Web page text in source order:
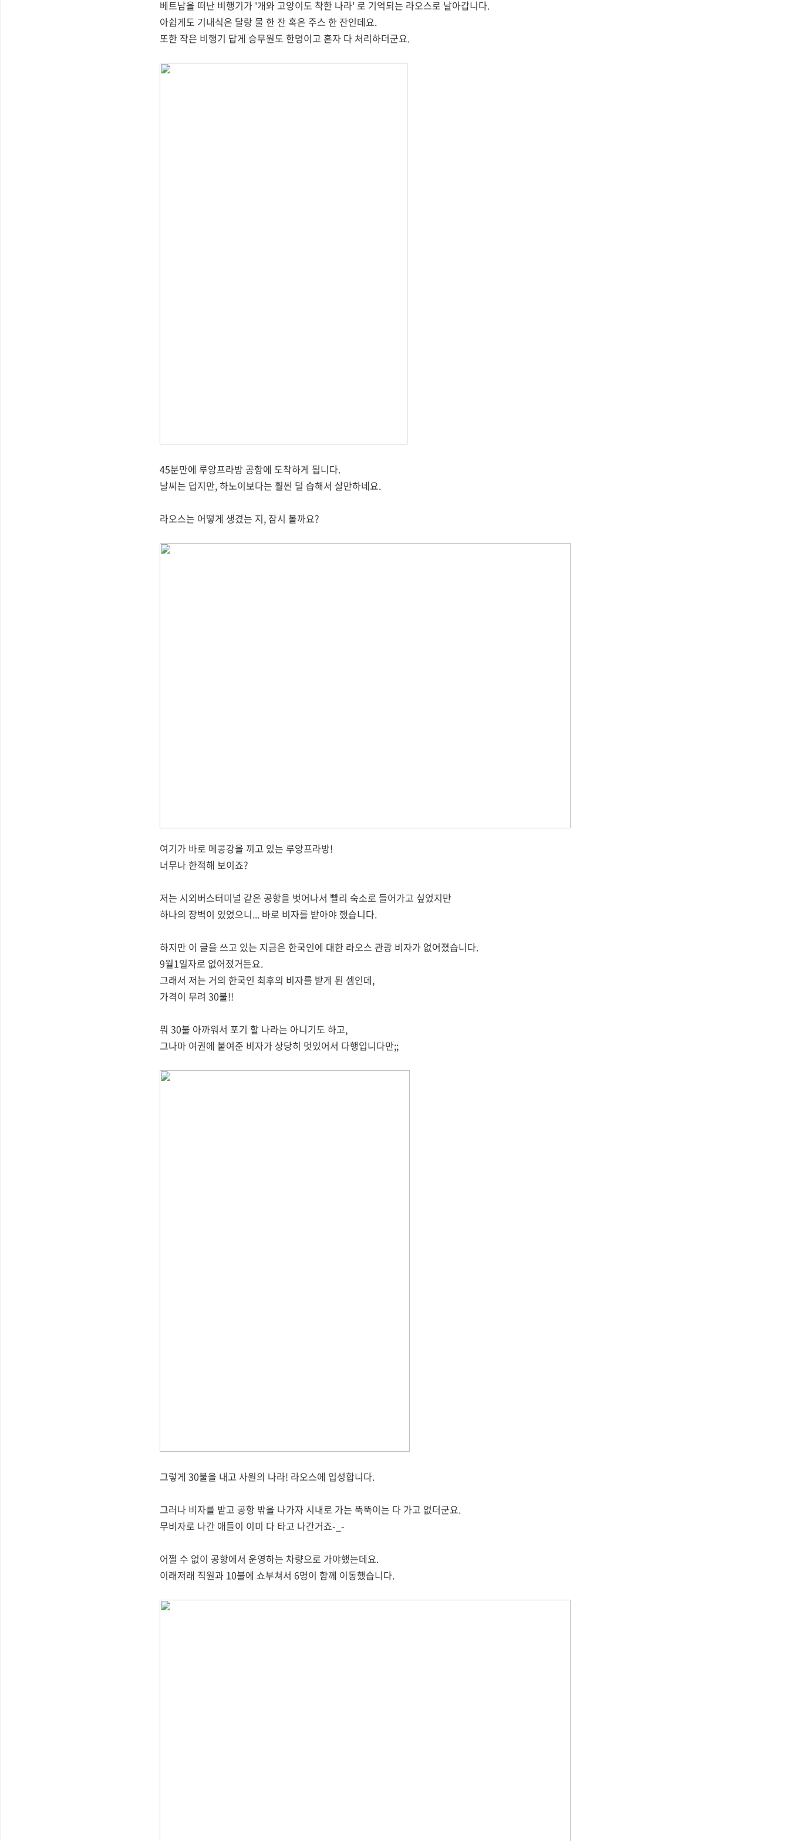
베트남을 떠난 비행기가 '개와 고양이도 착한 나라' 로 기억되는 라오스로 날아갑니다.
아쉽게도 기내식은 달랑 물 한 잔 혹은 주스 한 잔인데요.
또한 작은 비행기 답게 승무원도 한명이고 혼자 다 처리하더군요.
45분만에 루앙프라방 공항에 도착하게 됩니다.
날씨는 덥지만, 하노이보다는 훨씬 덜 습해서 살만하네요.
라오스는 어떻게 생겼는 지, 잠시 볼까요?
여기가 바로 메콩강을 끼고 있는 루앙프라방!
너무나 한적해 보이죠?
저는 시외버스터미널 같은 공항을 벗어나서 빨리 숙소로 들어가고 싶었지만
하나의 장벽이 있었으니... 바로 비자를 받아야 했습니다.
하지만 이 글을 쓰고 있는 지금은 한국인에 대한 라오스 관광 비자가 없어졌습니다.
9월1일자로 없어졌거든요.
그래서 저는 거의 한국인 최후의 비자를 받게 된 셈인데,
가격이 무려 30불!!
뭐 30불 아까워서 포기 할 나라는 아니기도 하고,
그나마 여권에 붙여준 비자가 상당히 멋있어서 다행입니다만;;
그렇게 30불을 내고 사원의 나라! 라오스에 입성합니다.
그러나 비자를 받고 공항 밖을 나가자 시내로 가는 뚝뚝이는 다 가고 없더군요.
무비자로 나간 애들이 이미 다 타고 나간거죠-_-
어쩔 수 없이 공항에서 운영하는 차량으로 가야했는데요.
이래저래 직원과 10불에 쇼부쳐서 6명이 함께 이동했습니다.